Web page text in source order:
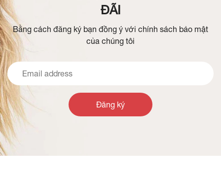
ĐÃI
Bằng cách đăng ký bạn đồng ý với chính sách bảo mật
của chúng tôi
Đăng ký